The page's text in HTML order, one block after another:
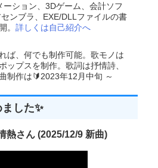
ション、3Dゲーム、会計ソフ
ンブラ、EXE/DLLファイルの書
。 詳しくは自己紹介へ
ば、何でも制作可能。歌モノは
ップスを制作。歌詞は抒情詩、
制作は🔰2023年12月中旬 ～
した✨
熱さん (2025/12/9 新曲)